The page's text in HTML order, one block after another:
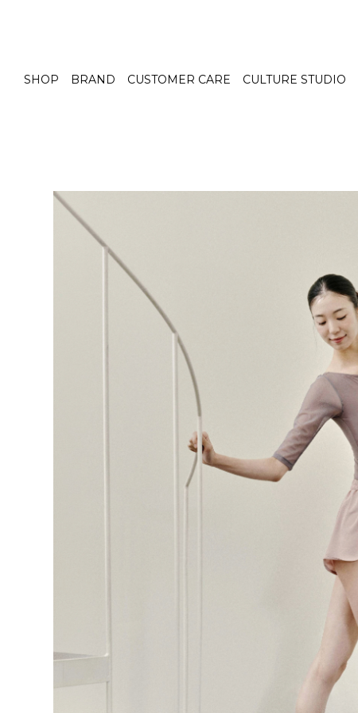
SHOP BRAND CUSTOMER CARE CULTURE STUDIO